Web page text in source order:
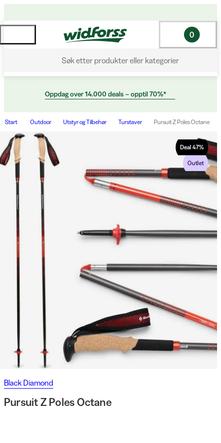
Søk etter produkter eller kategorier
0
Oppdag over 14.000 deals – opptil 70%*
Start Outdoor Utstyr og Tilbehør Turstaver Pursuit Z Poles Octane
Deal 47%
Outlet
Black Diamond
Pursuit Z Poles Octane